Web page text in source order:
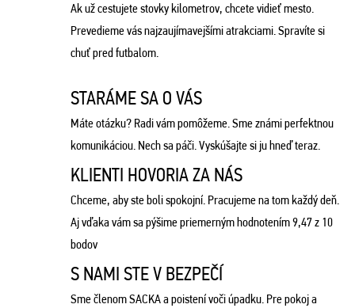
Ak už cestujete stovky kilometrov, chcete vidieť mesto.
Prevedieme vás najzaujímavejšími atrakciami. Spravíte si
chuť pred futbalom.
STARÁME SA O VÁS
Máte otázku? Radi vám pomôžeme. Sme známi perfektnou
komunikáciou. Nech sa páči. Vyskúšajte si ju hneď teraz.
KLIENTI HOVORIA ZA NÁS
Chceme, aby ste boli spokojní. Pracujeme na tom každý deň.
Aj vďaka vám sa pýšime priemerným hodnotením 9,47 z 10
bodov
S NAMI STE V BEZPEČÍ
Sme členom SACKA a poistení voči úpadku. Pre pokoj a